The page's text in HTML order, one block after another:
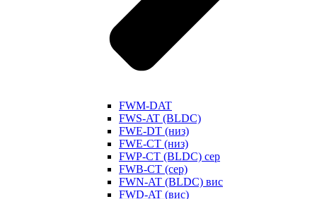
FWM-DAT
FWS-AT (BLDC)
FWE-DT (низ)
FWE-CT (низ)
FWP-CT (BLDC) сер
FWB-CT (сер)
FWN-AT (BLDC) вис
FWD-AT (вис)